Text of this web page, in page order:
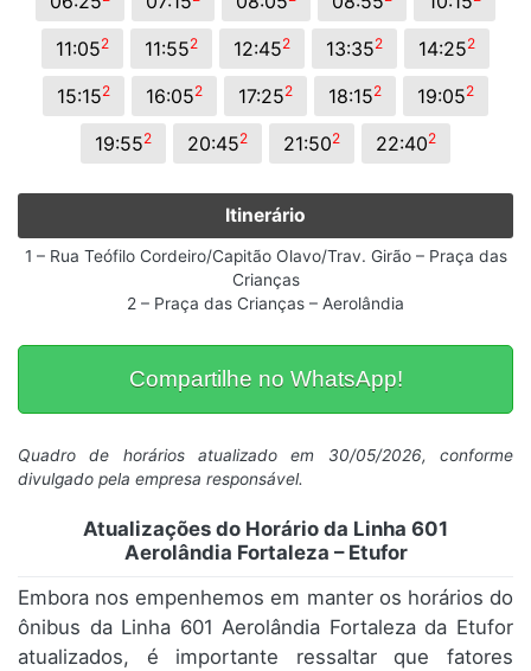
11:052 11:552 12:452 13:352 14:252
15:152 16:052 17:252 18:152 19:052
19:552 20:452 21:502 22:402
Itinerário
1 – Rua Teófilo Cordeiro/Capitão Olavo/Trav. Girão – Praça das
Crianças
2 – Praça das Crianças – Aerolândia
Compartilhe no WhatsApp!
Quadro de horários atualizado em 30/05/2026, conforme
divulgado pela empresa responsável.
Atualizações do Horário da Linha 601
Aerolândia Fortaleza – Etufor
Embora nos empenhemos em manter os horários do
ônibus da Linha 601 Aerolândia Fortaleza da Etufor
atualizados, é importante ressaltar que fatores